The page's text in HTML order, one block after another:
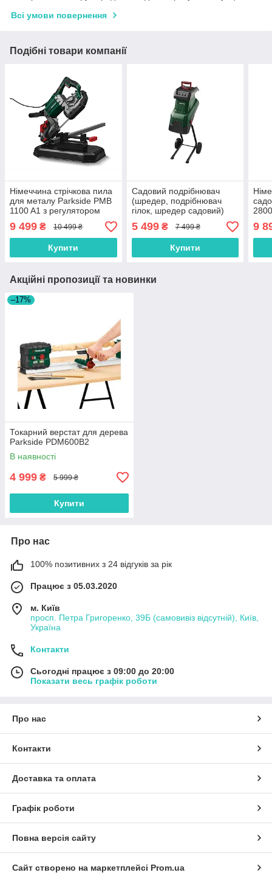
Всі умови повернення
Подібні товари компанії
Нiмеччина стрічкова пила
для металу Parkside PMB
1100 A1 з регулятором
обертів
9 499 ₴ 10 499 ₴
Купити
Садовий подрібнювач
(шредер, подрібнювач
гілок, шредер садовий)
Parkside PMH 2400 A1
Нiмеччина
5 499₴ 7 499 ₴
Купити
9
Акційні пропозиції та новинки
–17%
Токарний верстат для дерева
Parkside PDM600B2
В наявності
4 999 ₴ 5 999 ₴
Купити
Про нас
100% позитивних з 24 відгуків за рік
Працює з 05.03.2020
м. Київ
просп. Петра Григоренко, 39Б (самовивіз відсутній), Київ,
Україна
Контакти
Сьогодні працює з 09:00 до 20:00
Показати весь графік роботи
Про нас
Контакти
Доставка та оплата
Графік роботи
Повна версія сайту
Сайт створено на маркетплейсі Prom.ua